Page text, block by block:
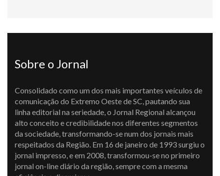
Sobre o Jornal
Consolidado como um dos mais importantes veículos de
comunicação do Extremo Oeste de SC, pautando sua
linha editorial na seriedade, o Jornal Regional alcançou
alto conceito e credibilidade nos diferentes segmentos
da sociedade, transformando-se num dos jornais mais
respeitados da Região. Em 16 de janeiro de 1993 surgiu o
jornal impresso, e em 2008, transformou-se no primeiro
jornal on-line diário da região, sempre com a mesma